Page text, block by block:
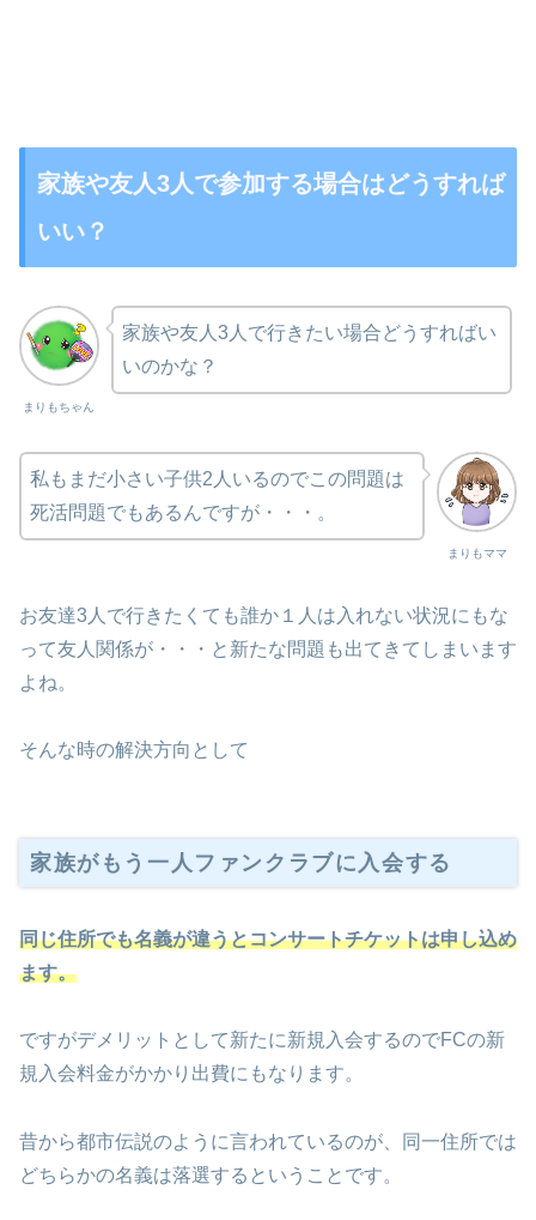
家族や友人3人で参加する場合はどうすれば
いい？
まりもちゃん
家族や友人3人で行きたい場合どうすればい
いのかな？
まりもママ
私もまだ小さい子供2人いるのでこの問題は
死活問題でもあるんですが・・・。
お友達3人で行きたくても誰か１人は入れない状況にもな
って友人関係が・・・と新たな問題も出てきてしまいます
よね。
そんな時の解決方向として
家族がもう一人ファンクラブに入会する
同じ住所でも名義が違うとコンサートチケットは申し込め
ます。
ですがデメリットとして新たに新規入会するのでFCの新
規入会料金がかかり出費にもなります。
昔から都市伝説のように言われているのが、同一住所では
どちらかの名義は落選するということです。